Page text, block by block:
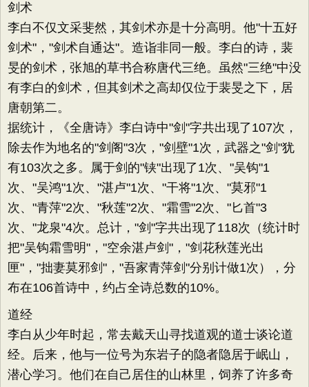
剑术
李白不仅文采斐然，其剑术亦是十分高明。他"十五好
剑术"，"剑术自通达"。造诣非同一般。李白的诗，裴
旻的剑术，张旭的草书合称唐代三绝。虽然"三绝"中没
有李白的剑术，但其剑术之高却仅位于裴旻之下，居
唐朝第二。
据统计，《全唐诗》李白诗中"剑"字共出现了107次，
除去作为地名的"剑阁"3次，"剑壁"1次，武器之"剑"犹
有103次之多。属于剑的"铗"出现了1次、"吴钩"1
次、"吴鸿"1次、"湛卢"1次、"干将"1次、"莫邪"1
次、"青萍"2次、"秋莲"2次、"霜雪"2次、"匕首"3
次、"龙泉"4次。总计，"剑"字共出现了118次（统计时
把"吴钩霜雪明"，"空余湛卢剑"，"剑花秋莲光出
匣"，"拙妻莫邪剑"，"吾家青萍剑"分别计做1次），分
布在106首诗中，约占全诗总数的10%。
道经
李白从少年时起，常去戴天山寻找道观的道士谈论道
经。后来，他与一位号为东岩子的隐者隐居于岷山，
潜心学习。他们在自己居住的山林里，饲养了许多奇